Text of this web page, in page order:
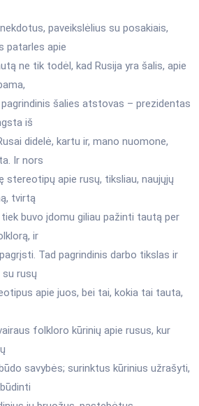
paveikslėlius su posakiais,
patarles apie
ne tik todėl, kad Rusija yra šalis, apie
šalies atstovas – prezidentas
iš
didelė, kartu ir, mano nuomone,
Ir nors
stereotipų apie rusų, tiksliau, naujųjų
tvirtą
buvo įdomu giliau pažinti tautą per
ir
Tad pagrindinis darbo tikslas ir
rusų
apie juos, bei tai, kokia tai tauta,
folkloro kūrinių apie rusus, kur
savybės; surinktus kūrinius užrašyti,